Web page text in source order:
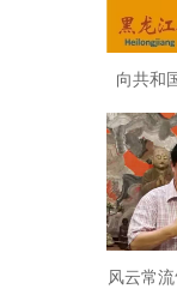
向共和
礼：黑龙
品
风云常